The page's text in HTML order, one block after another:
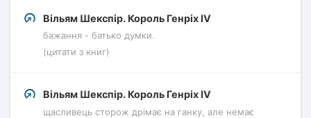
Вільям Шекспір. Король Генріх IV
бажання - батько думки.
(цитати з книг)
Вільям Шекспір. Король Генріх IV
щасливець сторож дрімає на ганку, але немає